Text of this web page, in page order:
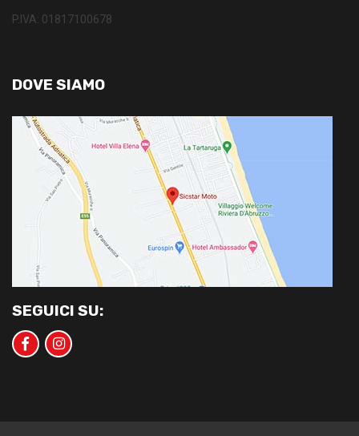
P.IVA: 01817100678
DOVE SIAMO
SEGUICI SU: